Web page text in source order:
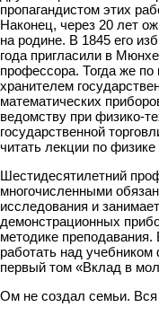
пропагандистом этих
Наконец, через 20 лет
на родине. В 1845 его
года пригласили в
профессора. Тогда же по
хранителем
математических
ведомству при физико-
государственной
читать лекции по
Шестидесятилетний
многочисленными
исследования и
демонстрационных
методике
работать над
первый том «Вклад в
Ом не создал семьи. Вся